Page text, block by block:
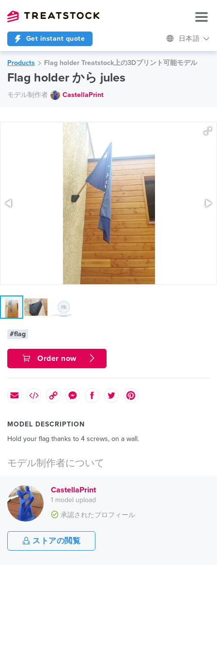
Get instant quote 日本語
Products Flag holder Treatstock上の3Dプリント可能モデル
Flag holder から jules
モデル制作者 CastellaPrint
#flag
Order now
MODEL DESCRIPTION
Hold your flag thanks to 4 screws, on a wall.
モデル制作者について
CastellaPrint
1 model upload
承認されたプロフィール
ストアの閲覧